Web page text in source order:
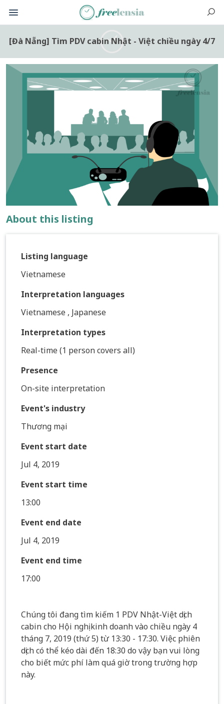
[Đà Nẵng] Tìm PDV cabin Nhật - Việt chiều ngày 4/7
About this listing
Listing language
Vietnamese
Interpretation languages
Vietnamese , Japanese
Interpretation types
Real-time (1 person covers all)
Presence
On-site interpretation
Event's industry
Thương mại
Event start date
Jul 4, 2019
Event start time
13:00
Event end date
Jul 4, 2019
Event end time
17:00
Chúng tôi đang tìm kiếm 1 PDV Nhật-Việt dịch
cabin cho Hội nghị kinh doanh vào chiều ngày 4
tháng 7, 2019 (thứ 5) từ 13:30 - 17:30. Việc phiên
dịch có thể kéo dài đến 18:30 do vậy bạn vui lòng
cho biết mức phí làm quá giờ trong trường hợp
này.